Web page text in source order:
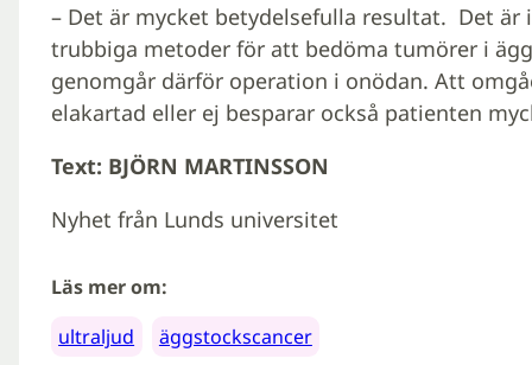
– Det är mycket betydelsefulla resultat. Det
trubbiga metoder för att bedöma tumörer i
genomgår därför operation i onödan. Att
elakartad eller ej besparar också patienten
Text: BJÖRN MARTINSSON
Nyhet från Lunds universitet
Läs mer om:
ultraljud
äggstockscancer